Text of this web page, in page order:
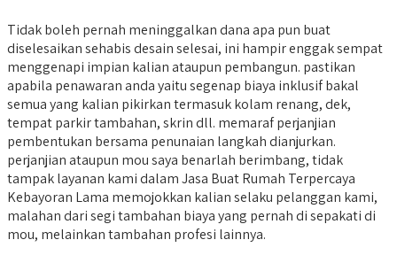
Tidak boleh pernah meninggalkan dana apa pun buat
diselesaikan sehabis desain selesai, ini hampir enggak sempat
menggenapi impian kalian ataupun pembangun. pastikan
apabila penawaran anda yaitu segenap biaya inklusif bakal
semua yang kalian pikirkan termasuk kolam renang, dek,
tempat parkir tambahan, skrin dll. memaraf perjanjian
pembentukan bersama penunaian langkah dianjurkan.
perjanjian ataupun mou saya benarlah berimbang, tidak
tampak layanan kami dalam Jasa Buat Rumah Terpercaya
Kebayoran Lama memojokkan kalian selaku pelanggan kami,
malahan dari segi tambahan biaya yang pernah di sepakati di
mou, melainkan tambahan profesi lainnya.